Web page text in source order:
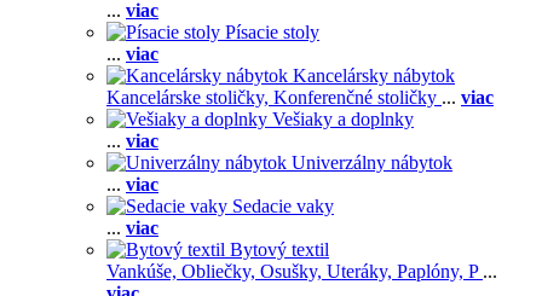
... viac
Písacie stoly
... viac
Kancelársky nábytok
Kancelárske stoličky, Konferenčné stoličky ... viac
Vešiaky a doplnky
... viac
Univerzálny nábytok
... viac
Sedacie vaky
... viac
Bytový textil
Vankúše, Obliečky, Osušky, Uteráky, Paplóny, P ...